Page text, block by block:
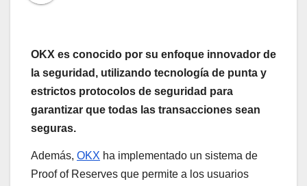
OKX es conocido por su enfoque innovador de
la seguridad, utilizando tecnología de punta y
estrictos protocolos de seguridad para
garantizar que todas las transacciones sean
seguras.
Además, OKX ha implementado un sistema de
Proof of Reserves que permite a los usuarios